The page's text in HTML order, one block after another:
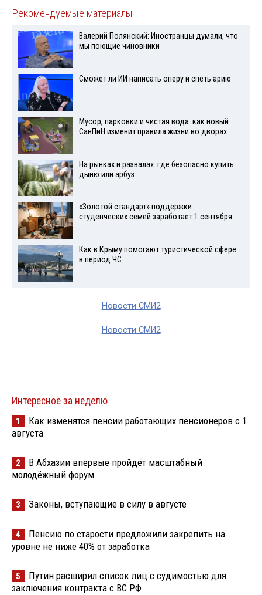
Рекомендуемые материалы
Валерий Полянский: Иностранцы думали, что
мы поющие чиновники
Сможет ли ИИ написать оперу и спеть арию
Мусор, парковки и чистая вода: как новый
СанПиН изменит правила жизни во дворах
На рынках и развалах: где безопасно купить
дыню или арбуз
«Золотой стандарт» поддержки
студенческих семей заработает 1 сентября
Как в Крыму помогают туристической сфере
в период ЧС
Новости СМИ2
Новости СМИ2
Интересное за неделю
1
Как изменятся пенсии работающих пенсионеров с 1
августа
2
В Абхазии впервые пройдёт масштабный
молодёжный форум
3 Законы, вступающие в силу в августе
4
Пенсию по старости предложили закрепить на
уровне не ниже 40% от заработка
5
Путин расширил список лиц с судимостью для
заключения контракта с ВС РФ